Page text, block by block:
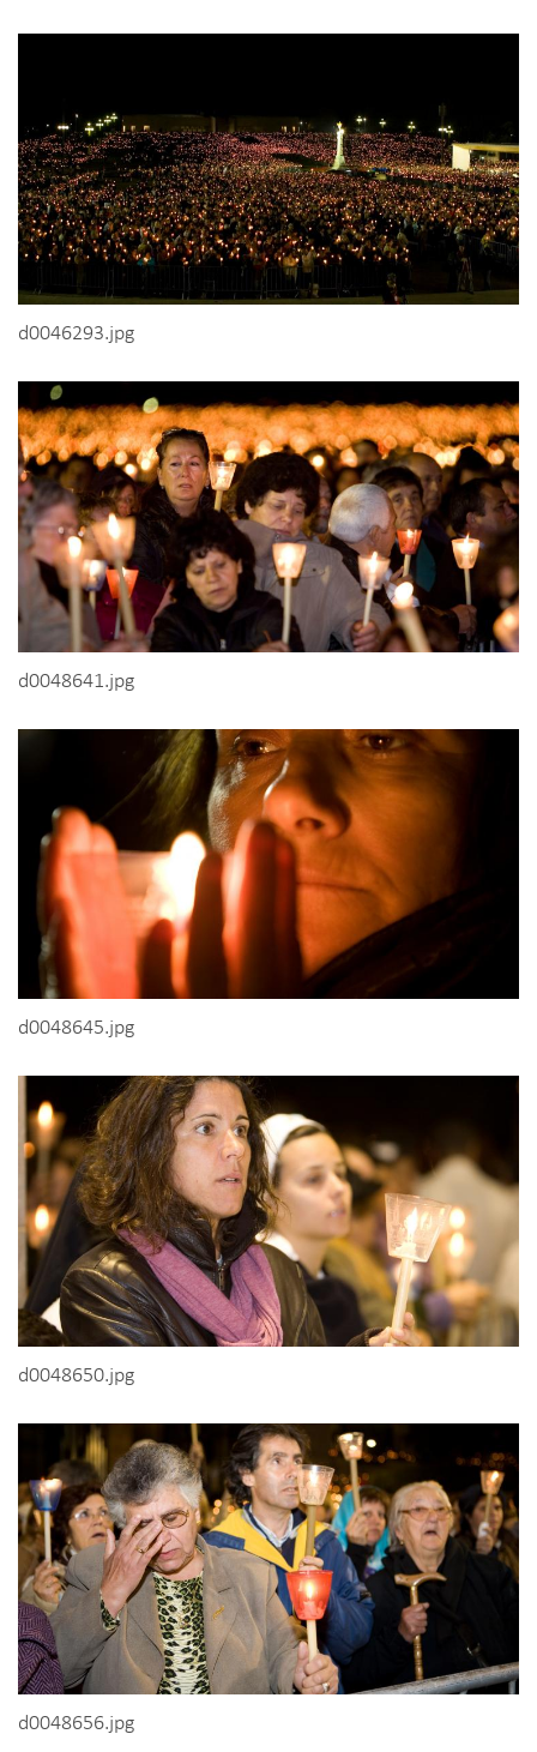
d0046293.jpg
d0048641.jpg
d0048645.jpg
d0048650.jpg
d0048656.jpg